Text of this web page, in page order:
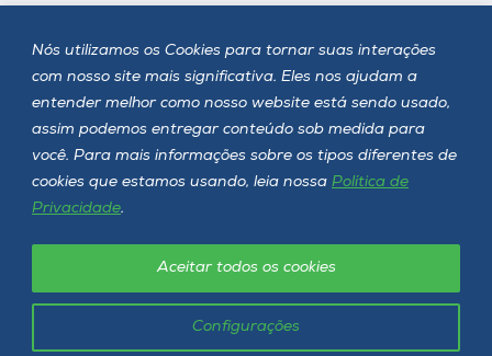
Nós utilizamos os Cookies para tornar suas interações
com nosso site mais significativa. Eles nos ajudam a
entender melhor como nosso website está sendo usado,
assim podemos entregar conteúdo sob medida para
você. Para mais informações sobre os tipos diferentes de
cookies que estamos usando, leia nossa Política de
Privacidade.
Configurações
Aceitar todos os cookies
Siga a Unoesc
Unoesc © 2026 - Todos os direitos reservados
Política de privacidade LGPD